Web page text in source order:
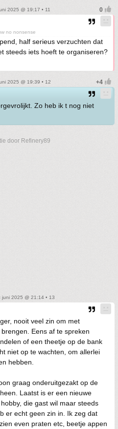
2025 @ 19:17 • 11
no nonsense
half serieus verzuchten dat
steeds iets hoeft te organiseren?
2025 @ 19:39 • 12
Zo heb ik t nog niet
door Refinery89
juni 2025 @ 21:14 • 13
nooit veel zin om met
Eens af te spreken
of een theetje op de bank
niet op te wachten, om allerlei
hebben.
graag onderuitgezakt op de
Laatst is er een nieuwe
die gast wil maar steeds
er echt geen zin in. Ik zeg dat
even praten etc, beetje appen